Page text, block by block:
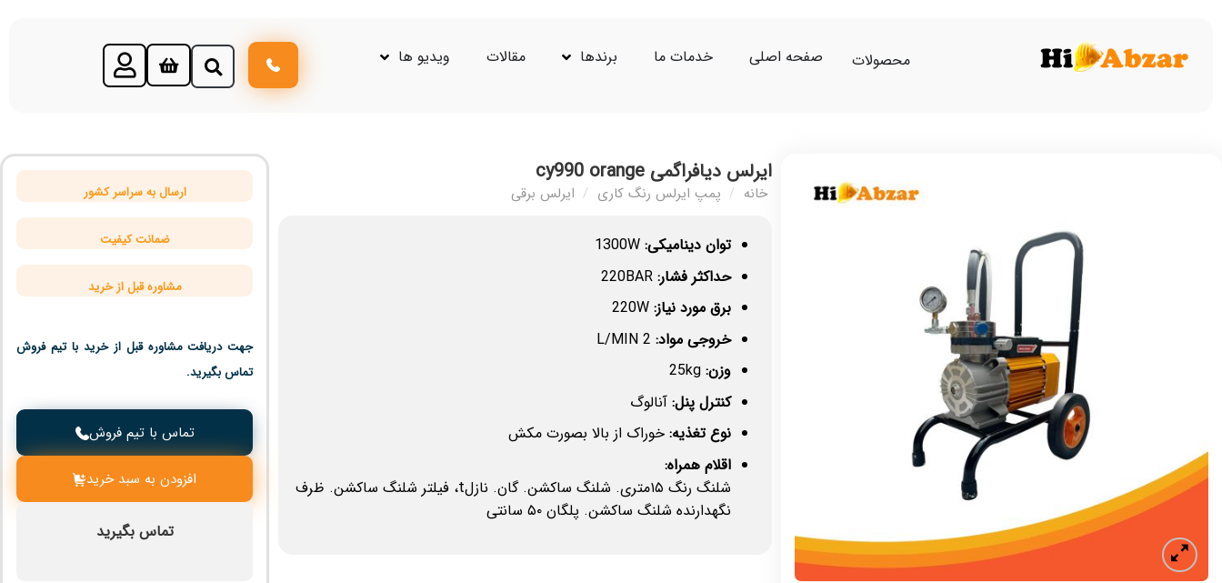
محصولات صفحه اصلی خدمات ما برندها مقالات ویدیو ها
ایرلس دیافراگمی cy990 orange
خانه / پمپ ایرلس رنگ کاری / ایرلس برقی
توان دینامیکی: 1300W
حداکثر فشار: 220BAR
برق مورد نیاز: 220W
خروجی مواد:
وزن: 25kg
کنترل پنل: آنالوگ
نوع تغذیه: خوراک از بالا بصورت مکش
اقلام همراه:
شلنگ رنگ ۱۵متری. شلنگ ساکشن. گان. نازلt، فیلتر شلنگ ساکشن. ظرف
نگهدارنده شلنگ ساکشن. پلگان ۵۰ سانتی
ارسال به سراسر کشور
ضمانت کیفیت
مشاوره قبل از خرید
جهت دریافت مشاوره قبل از خرید با تیم فروش
تماس بگیرید.
تماس با تیم فروش
افزودن به سبد خرید
تماس بگیرید